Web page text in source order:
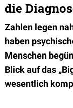
die
Zahlen legen
haben
Menschen
Blick auf das
wesentlich